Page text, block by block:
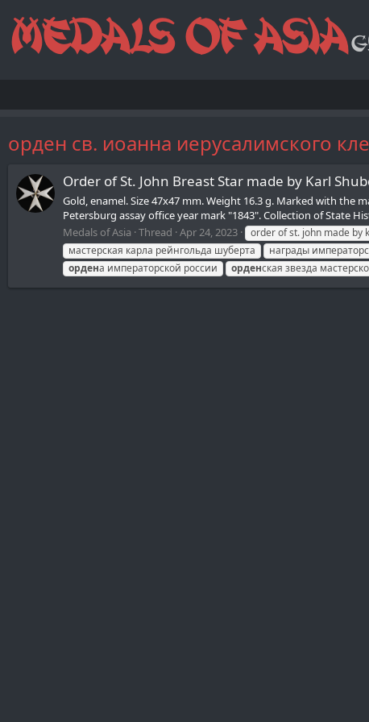
орден св. иоанна иерусалимского
Order of St. John Breast Star made by Karl
Gold, enamel. Size 47х47 mm. Weight 16.3 g. Marked with
Petersburg assay office year mark "1843". Collection of State
Medals of Asia Thread Apr 24, 2023 order of st. john made by
мастерская карла рейнгольда шуберта
награды
ордена императорской россии орденская звезда